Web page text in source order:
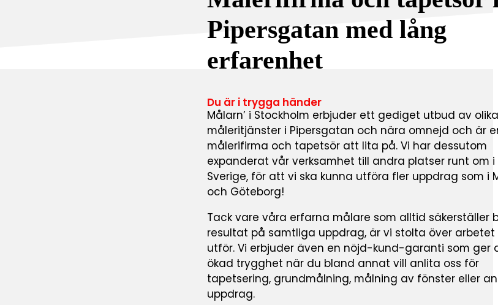
Pipersgatan med lång
erfarenhet
Du är i trygga händer
Målarn’ i Stockholm erbjuder ett gediget utbud av
måleritjänster i Pipersgatan och nära omnejd och är
målerifirma och tapetsör att lita på. Vi har dessutom
expanderat vår verksamhet till andra platser runt om i
Sverige, för att vi ska kunna utföra fler uppdrag som i
och Göteborg!
Tack vare våra erfarna målare som alltid säkerställer
resultat på samtliga uppdrag, är vi stolta över arbetet
utför. Vi erbjuder även en nöjd-kund-garanti som ger
ökad trygghet när du bland annat vill anlita oss för
tapetsering, grundmålning, målning av fönster eller
uppdrag.